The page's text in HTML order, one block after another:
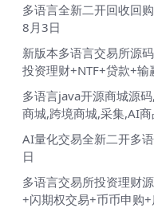
多语言全新二开回收回
8月3日
新版本多语言交易所源
投资理财+NTF+贷款+输
多语言java开源商城源
商城,跨境商城,采集,AI
AI量化交易全新二开多
日
多语言交易所投资理财
+闪期权交易+币币申购